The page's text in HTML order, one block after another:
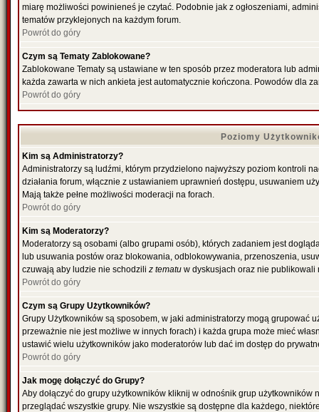
miarę możliwości powinieneś je czytać. Podobnie jak z ogłoszeniami,
tematów przyklejonych na każdym forum.
Powrót do góry
Czym są Tematy Zablokowane?
Zablokowane Tematy są ustawiane w ten sposób przez moderatora lub
każda zawarta w nich ankieta jest automatycznie kończona. Powodów dla
Powrót do góry
Poziomy
Kim są Administratorzy?
Administratorzy są ludźmi, którym przydzielono najwyższy poziom kontroli
działania forum, włącznie z ustawianiem uprawnień dostępu, usuwaniem
Mają także pełne możliwości moderacji na forach.
Powrót do góry
Kim są Moderatorzy?
Moderatorzy są osobami (albo grupami osób), których zadaniem jest
lub usuwania postów oraz blokowania, odblokowywania, przenoszenia,
czuwają aby ludzie nie schodzili z tematu w dyskusjach oraz nie publikowali
Powrót do góry
Czym są Grupy Użytkowników?
Grupy Użytkowników są sposobem, w jaki administratorzy mogą grupować
przeważnie nie jest możliwe w innych forach) i każda grupa może mieć
ustawić wielu użytkowników jako moderatorów lub dać im dostęp do
Powrót do góry
Jak mogę dołączyć do Grupy?
Aby dołączyć do grupy użytkowników kliknij w odnośnik grup
przeglądać wszystkie grupy. Nie wszystkie są dostępne dla każdego,